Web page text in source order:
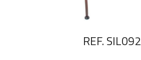
REF. SIL092